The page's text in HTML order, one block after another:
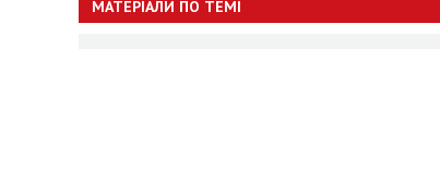
МАТЕРІАЛИ ПО ТЕМІ